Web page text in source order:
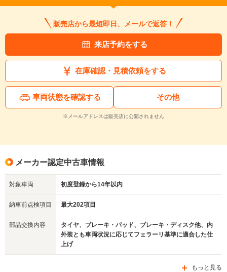
販売店から最短即日、メールで返答！
来店予約をする
在庫確認・見積依頼をする
車両状態を確認する その他
※メールアドレスは販売店に公開されません
メーカー認定中古車情報
対象車両 初度登録から14年以内
納車前点検項目 最大202項目
部品交換内容
タイヤ、ブレーキ・パッド、ブレーキ・ディスク他、内
外装とも車両状況に応じてフェラーリ基準に適合した仕
上げ
もっと見る